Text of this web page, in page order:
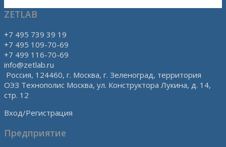
ZETLAB
+7 495 739 39 19
+7 495 109-70-69
+7 499 116-70-69
info@zetlab.ru
Россия, 124460, г. Москва, г. Зеленоград, территория
ОЭЗ Технополис Москва, ул. Конструктора Лукина, д. 14,
стр. 12
Вход/Регистрация
Предприятие